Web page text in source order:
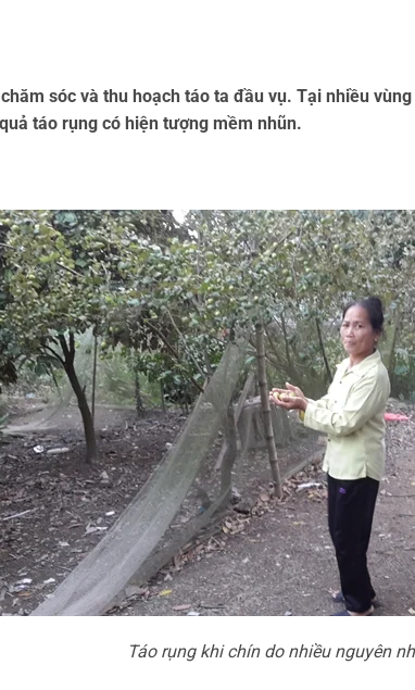
sóc và thu hoạch táo ta đầu vụ. Tại nhiều
táo rụng có hiện tượng mềm nhũn.
Táo rụng khi chín do nhiều nguyên